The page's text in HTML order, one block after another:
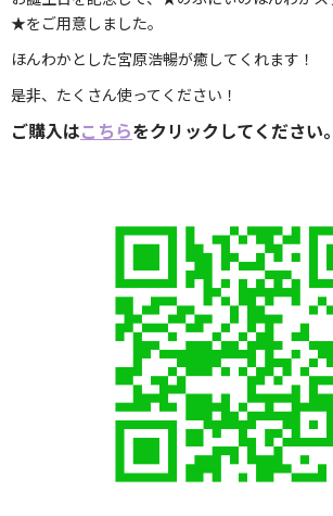
★をご用意しました。
ほんわかとした宮原浩暢が癒してくれます！
是非、たくさん使ってください！
ご購入はこちらをクリックしてください。